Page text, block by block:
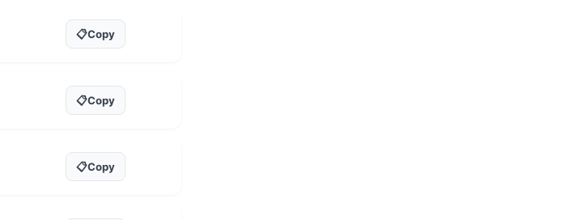
📋Copy
📋Copy
📋Copy